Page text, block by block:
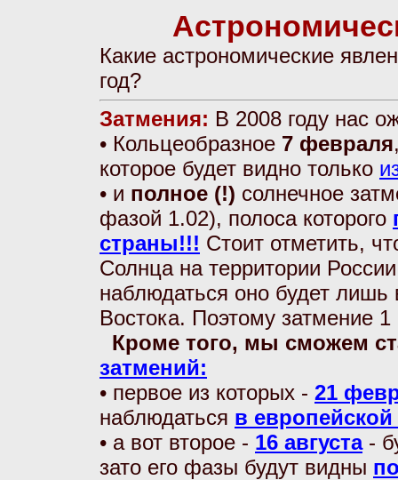
Какие астрономические
год?
Затмения: В 2008 году нас
• Кольцеобразное 7 февраля
которое будет видно только
• и полное (!) солнечное
фазой 1.02), полоса которого
страны!!! Стоит отметить,
Солнца на территории
наблюдаться оно будет
Востока. Поэтому затмение 1
Кроме того, мы сможем
затмений:
• первое из которых - 21
наблюдаться в
• а вот второе - 16 августа-
зато его фазы будут видны